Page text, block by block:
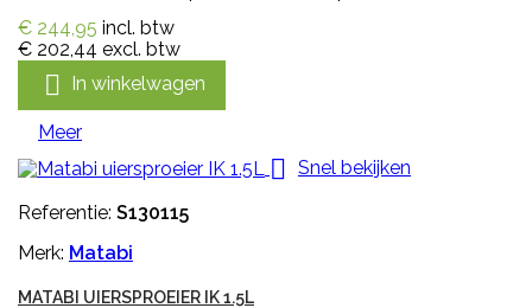
€ 244,95 incl. btw
€ 202,44 excl. btw
 In winkelwagen
Meer
 Snel bekijken
Referentie: S130115
Merk: Matabi
MATABI UIERSPROEIER IK 1.5L